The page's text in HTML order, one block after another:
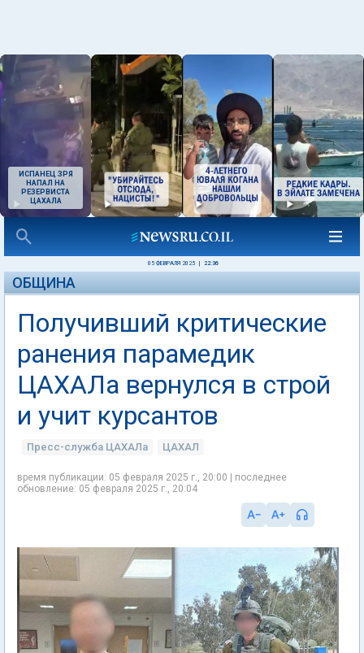
ИСПАНЕЦ ЗРЯ
НАПАЛ НА
РЕЗЕРВИСТА
ЦАХАЛА
05 ФЕВРАЛЯ 2025 22:36
ОБЩИНА
Получивший критические
ранения парамедик
ЦАХАЛа вернулся в строй
и учит курсантов
Пресс-служба ЦАХАЛа ЦАХАЛ
время публикации: 05 февраля 2025 г., 20:00 | последнее
обновление: 05 февраля 2025 г., 20:04